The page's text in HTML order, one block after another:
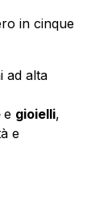
in cinque
ad alta
e gioielli,
e